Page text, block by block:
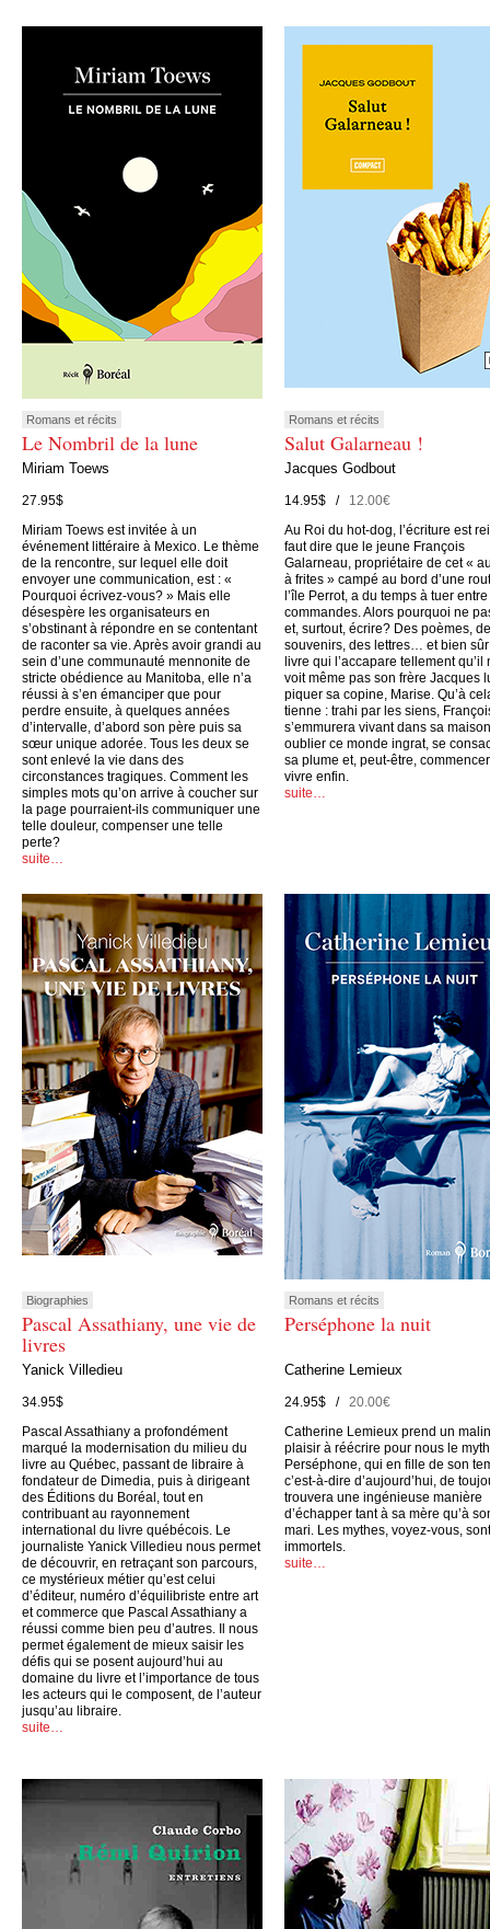
Romans et récits
Le Nombril de la lune
Miriam Toews
27.95$
Miriam Toews est invitée à un
événement littéraire à Mexico. Le thème
de la rencontre, sur lequel elle doit
envoyer une communication, est : «
Pourquoi écrivez-vous? » Mais elle
désespère les organisateurs en
s’obstinant à répondre en se contentant
de raconter sa vie. Après avoir grandi au
sein d’une communauté mennonite de
stricte obédience au Manitoba, elle n’a
réussi à s’en émanciper que pour
perdre ensuite, à quelques années
d’intervalle, d’abord son père puis sa
sœur unique adorée. Tous les deux se
sont enlevé la vie dans des
circonstances tragiques. Comment les
simples mots qu’on arrive à coucher sur
la page pourraient-ils communiquer une
telle douleur, compenser une telle
perte?
suite…
Romans et récits
Salut Galarneau !
Jacques Godbout
14.95$ /12.00€
Au Roi du hot-dog, l’écriture est
faut dire que le jeune François
Galarneau, propriétaire de cet «
à frites » campé au bord d’une
l’île Perrot, a du temps à tuer
commandes. Alors pourquoi ne
et, surtout, écrire? Des poèmes,
souvenirs, des lettres… et bien
livre qui l’accapare tellement qu’il
voit même pas son frère Jacques
piquer sa copine, Marise. Qu’à
tienne : trahi par les siens,
s’emmurera vivant dans sa
oublier ce monde ingrat, se
sa plume et, peut-être,
vivre enfin.
suite…
Biographies
Pascal Assathiany, une vie de
livres
Yanick Villedieu
34.95$
Pascal Assathiany a profondément
marqué la modernisation du milieu du
livre au Québec, passant de libraire à
fondateur de Dimedia, puis à dirigeant
des Éditions du Boréal, tout en
contribuant au rayonnement
international du livre québécois. Le
journaliste Yanick Villedieu nous permet
de découvrir, en retraçant son parcours,
ce mystérieux métier qu’est celui
d’éditeur, numéro d’équilibriste entre art
et commerce que Pascal Assathiany a
réussi comme bien peu d’autres. Il nous
permet également de mieux saisir les
défis qui se posent aujourd’hui au
domaine du livre et l’importance de tous
les acteurs qui le composent, de l’auteur
jusqu’au libraire.
suite…
Romans et récits
Perséphone la nuit
Catherine Lemieux
24.95$ /20.00€
Catherine Lemieux prend un malin
plaisir à réécrire pour nous le
Perséphone, qui en fille de son
c’est-à-dire d’aujourd’hui, de
trouvera une ingénieuse manière
d’échapper tant à sa mère qu’à
mari. Les mythes, voyez-vous, sont
immortels.
suite…